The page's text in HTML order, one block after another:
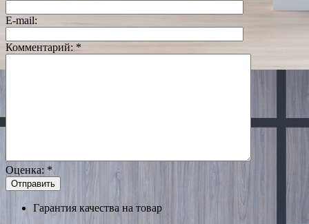
E-mail:
Комментарий: *
Оценка: *
Гарантия качества на товар